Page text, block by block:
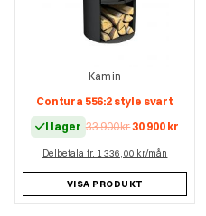
Kamin
Contura 556:2 style svart
I lager 33 900krDet
priset
33
900 kr.
30 900 krDet
900 kr.
Delbetala fr. 1 336,00 kr/mån
VISA PRODUKT